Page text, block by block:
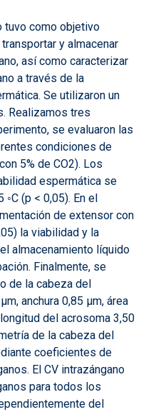
tuvo como objetivo
y almacenar
así como caracterizar
a través de la
Se utilizaron un
Realizamos tres
se evaluaron las
condiciones de
5% de CO2). Los
espermática se
(p < 0,05). En el
de extensor con
la viabilidad y la
almacenamiento líquido
Finalmente, se
de la cabeza del
anchura 0,85 μm, área
del acrosoma 3,50
de la cabeza del
coeficientes de
El CV intrazángano
para todos los
del